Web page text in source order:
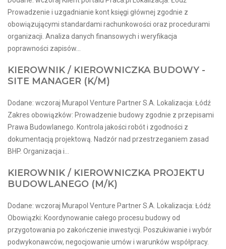
Prowadzenie i uzgadnianie kont księgi głównej zgodnie z
obowiązującymi standardami rachunkowości oraz procedurami
organizacji. Analiza danych finansowych i weryfikacja
poprawności zapisów...
KIEROWNIK / KIEROWNICZKA BUDOWY -
SITE MANAGER (K/M)
Dodane: wczoraj Murapol Venture Partner S.A. Lokalizacja: Łódź
Zakres obowiązków: Prowadzenie budowy zgodnie z przepisami
Prawa Budowlanego. Kontrola jakości robót i zgodności z
dokumentacją projektową. Nadzór nad przestrzeganiem zasad
BHP. Organizacja i...
KIEROWNIK / KIEROWNICZKA PROJEKTU
BUDOWLANEGO (M/K)
Dodane: wczoraj Murapol Venture Partner S.A. Lokalizacja: Łódź
Obowiązki: Koordynowanie całego procesu budowy od
przygotowania po zakończenie inwestycji. Poszukiwanie i wybór
podwykonawców, negocjowanie umów i warunków współpracy.